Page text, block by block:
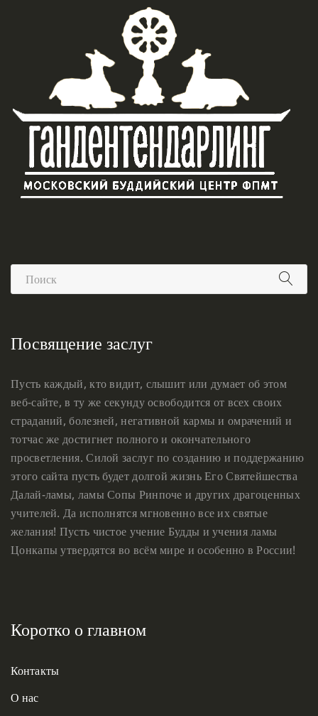
Посвящение заслуг
Пусть каждый, кто видит, слышит или думает об этом
веб-сайте, в ту же секунду освободится от всех своих
страданий, болезней, негативной кармы и омрачений и
тотчас же достигнет полного и окончательного
просветления. Силой заслуг по созданию и поддержанию
этого сайта пусть будет долгой жизнь Его Святейшества
Далай-ламы, ламы Сопы Ринпоче и других драгоценных
учителей. Да исполнятся мгновенно все их святые
желания! Пусть чистое учение Будды и учения ламы
Цонкапы утвердятся во всём мире и особенно в России!
Коротко о главном
Контакты
О нас